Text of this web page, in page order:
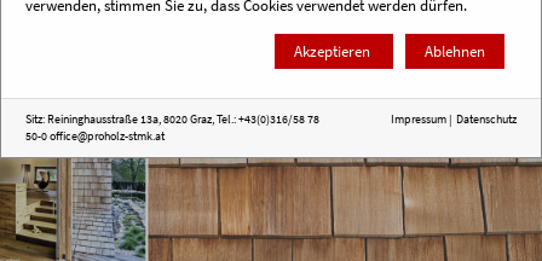
verwenden, stimmen Sie zu, dass Cookies verwendet werden dürfen.
Akzeptieren Ablehnen
Sitz: Reininghausstraße 13a, 8020 Graz, Tel.: +43(0)316/58 78
50-0office@proholz-stmk.at
Impressum | Datenschutz